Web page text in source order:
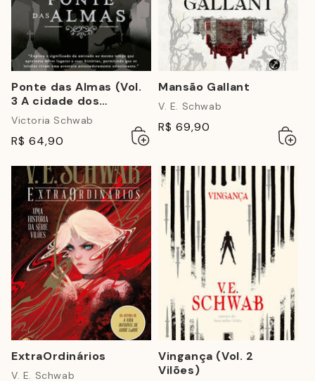
Ponte das Almas (Vol.
3 A cidade dos
fantasmas)
Victoria Schwab
R$ 64,90
Adicionar
ao
Esgotado
Mansão Gallant
V. E. Schwab
R$ 69,90
ao
ExtraOrdinários
V. E. Schwab
Vingança (Vol. 2
Vilões)